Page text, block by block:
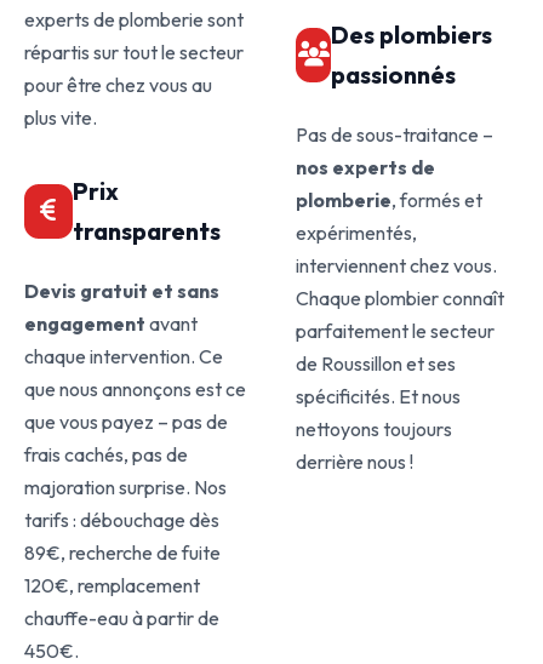
experts de plomberie sont
répartis sur tout le secteur
pour être chez vous au
plus vite.
Prix
transparents
Devis gratuit et sans
engagement avant
chaque intervention. Ce
que nous annonçons est ce
que vous payez – pas de
frais cachés, pas de
majoration surprise. Nos
tarifs : débouchage dès
89€, recherche de fuite
120€, remplacement
chauffe-eau à partir de
450€.
Des plombiers
passionnés
Pas de sous-traitance –
nos experts de
plomberie, formés et
expérimentés,
interviennent chez vous.
Chaque plombier connaît
parfaitement le secteur
de Roussillon et ses
spécificités. Et nous
nettoyons toujours
derrière nous !